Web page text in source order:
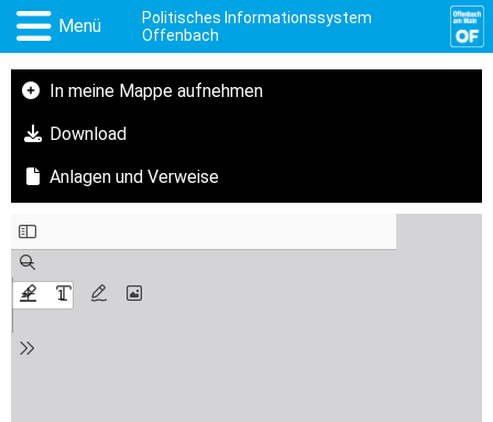
Menü
Politisches Informationssystem
Offenbach
In meine Mappe aufnehmen
Download
Anlagen und Verweise